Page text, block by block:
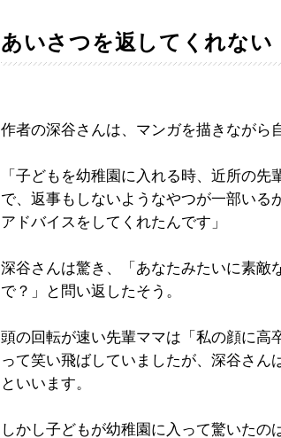
あいさつを返してくれない
作者の深谷さんは、マンガを描きながら
「子どもを幼稚園に入れる時、近所の
で、返事もしないようなやつが一部いる
アドバイスをしてくれたんです」
深谷さんは驚き、「あなたみたいに素
で？」と問い返したそう。
頭の回転が速い先輩ママは「私の顔に高
って笑い飛ばしていましたが、深谷さん
といいます。
しかし子どもが幼稚園に入って驚いたの